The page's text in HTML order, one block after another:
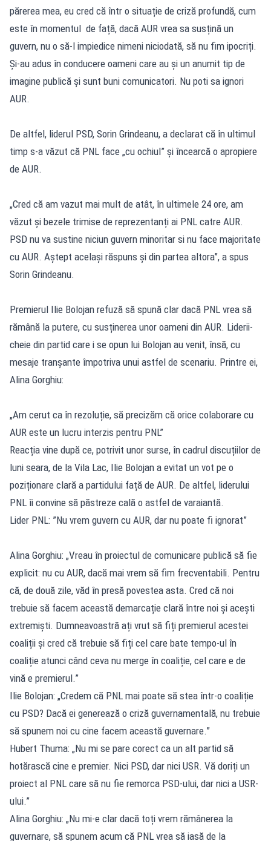
părerea mea, eu cred că într o situație de criză profundă, cum
este în momentul de față, dacă AUR vrea sa susțină un
guvern, nu o să-l impiedice nimeni niciodată, să nu fim ipocriți.
Și-au adus în conducere oameni care au și un anumit tip de
imagine publică și sunt buni comunicatori. Nu poti sa ignori
AUR.
De altfel, liderul PSD, Sorin Grindeanu, a declarat că în ultimul
timp s-a văzut că PNL face „cu ochiul” și încearcă o apropiere
de AUR.
„Cred că am vazut mai mult de atât, în ultimele 24 ore, am
văzut și bezele trimise de reprezentanți ai PNL catre AUR.
PSD nu va sustine niciun guvern minoritar si nu face majoritate
cu AUR. Aștept același răspuns și din partea altora”, a spus
Sorin Grindeanu.
Premierul Ilie Bolojan refuză să spună clar dacă PNL vrea să
rămână la putere, cu susținerea unor oameni din AUR. Liderii-
cheie din partid care i se opun lui Bolojan au venit, însă, cu
mesaje tranșante împotriva unui astfel de scenariu. Printre ei,
Alina Gorghiu:
„Am cerut ca în rezoluție, să precizăm că orice colaborare cu
AUR este un lucru interzis pentru PNL”
Reacția vine după ce, potrivit unor surse, în cadrul discuțiilor de
luni seara, de la Vila Lac, Ilie Bolojan a evitat un vot pe o
poziționare clară a partidului față de AUR. De altfel, liderului
PNL îi convine să păstreze cală o astfel de varaiantă.
Lider PNL: ”Nu vrem guvern cu AUR, dar nu poate fi ignorat”
Alina Gorghiu: „Vreau în proiectul de comunicare publică să fie
explicit: nu cu AUR, dacă mai vrem să fim frecventabili. Pentru
că, de două zile, văd în presă povestea asta. Cred că noi
trebuie să facem această demarcație clară între noi și acești
extremiști. Dumneavoastră ați vrut să fiți premierul acestei
coaliții și cred că trebuie să fiți cel care bate tempo-ul în
coaliție atunci când ceva nu merge în coaliție, cel care e de
vină e premierul.”
Ilie Bolojan: „Credem că PNL mai poate să stea într-o coaliție
cu PSD? Dacă ei generează o criză guvernamentală, nu trebuie
să spunem noi cu cine facem această guvernare.”
Hubert Thuma: „Nu mi se pare corect ca un alt partid să
hotărască cine e premier. Nici PSD, dar nici USR. Vă doriți un
proiect al PNL care să nu fie remorca PSD-ului, dar nici a USR-
ului.”
Alina Gorghiu: „Nu mi-e clar dacă toți vrem rămânerea la
guvernare, să spunem acum că PNL vrea să iasă de la